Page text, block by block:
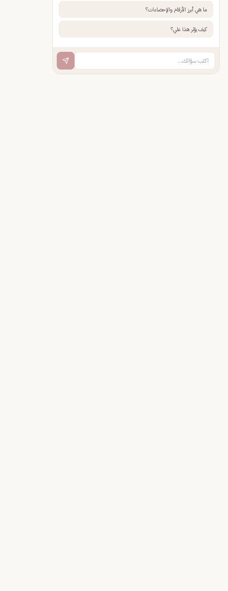
ما هي أبرز الأرقام والإحصاءات؟
كيف يؤثر هذا علي؟